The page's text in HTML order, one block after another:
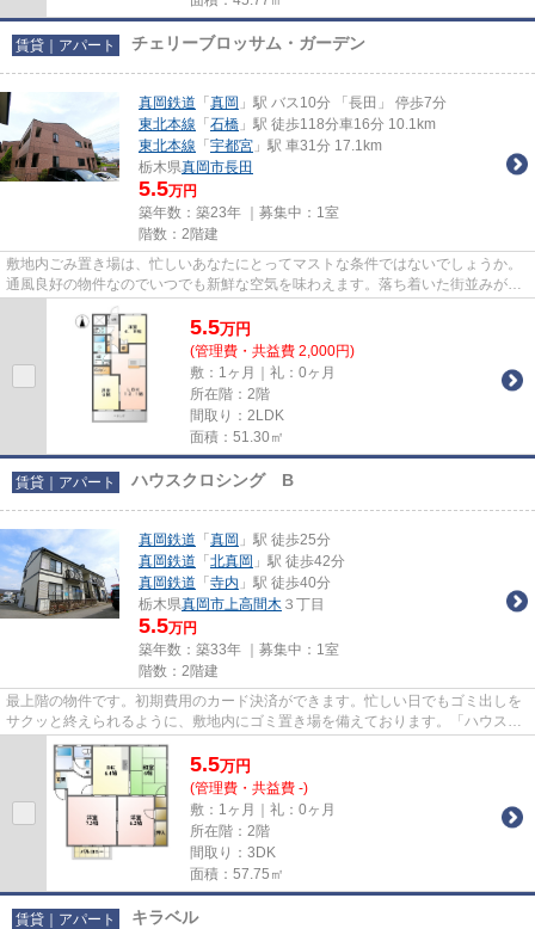
賃貸｜アパート チェリーブロッサム・ガーデン
真岡鉄道 「 真岡 」駅 バス10分 「長田」 停歩7分
東北本線 「 石橋 」駅 徒歩118分車16分 10.1km
東北本線 「 宇都宮 」駅 車31分 17.1km
栃木県真岡市長田
5.5万円
築年数：築23年 ｜募集中： 1室
階数：2階建
敷地内ごみ置き場は、忙しいあなたにとってマストな条件ではないでしょうか。
通風良好の物件なのでいつでも新鮮な空気を味わえます。落ち着いた街並みが魅
力のアパートはこちらです。...
5.5万円
(管理費・共益費 2,000円)
敷：1ヶ月｜礼：0ヶ月
所在階：2階
間取り：2LDK
面積：51.30㎡
賃貸｜アパート ハウスクロシング B
真岡鉄道 「 真岡 」駅 徒歩25分
真岡鉄道 「 北真岡 」駅 徒歩42分
真岡鉄道 「 寺内 」駅 徒歩40分
栃木県真岡市上高間木 ３丁目
5.5万円
築年数：築33年 ｜募集中： 1室
階数：2階建
最上階の物件です。初期費用のカード決済ができます。忙しい日でもゴミ出しを
サクッと終えられるように、敷地内にゴミ置き場を備えております。「ハウスク
ロシング B」のここがイチオ...
5.5万円
(管理費・共益費 -)
敷：1ヶ月｜礼：0ヶ月
所在階：2階
間取り：3DK
面積：57.75㎡
賃貸｜アパート キラベル